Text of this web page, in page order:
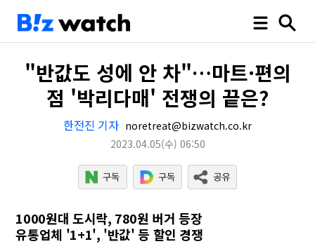
"반값도 성에 안 차"…마트·편의
점 '박리다매' 전쟁의 끝은?
한전진 기자 noretreat@bizwatch.co.kr
2023.04.05(수) 06:50
1000원대 도시락, 780원 버거 등장
유통업체 '1+1', '반값' 등 할인 경쟁